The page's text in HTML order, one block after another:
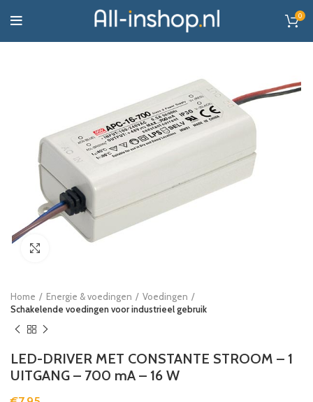
0
Home Energie & voedingen
Voedingen
Schakelende voedingen voor industrieel gebruik
LED-DRIVER MET CONSTANTE STROOM – 1
UITGANG – 700 mA – 16 W